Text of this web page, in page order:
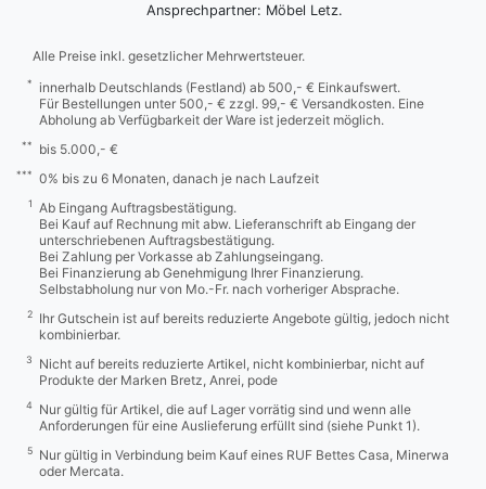
Ansprechpartner: Möbel Letz.
Alle Preise inkl. gesetzlicher Mehrwertsteuer.
*
innerhalb Deutschlands (Festland) ab 500,- € Einkaufswert.
Für Bestellungen unter 500,- € zzgl. 99,- € Versandkosten. Eine
Abholung ab Verfügbarkeit der Ware ist jederzeit möglich.
** bis 5.000,- €
*** 0% bis zu 6 Monaten, danach je nach Laufzeit
1
Ab Eingang Auftragsbestätigung.
Bei Kauf auf Rechnung mit abw. Lieferanschrift ab Eingang der
unterschriebenen Auftragsbestätigung.
Bei Zahlung per Vorkasse ab Zahlungseingang.
Bei Finanzierung ab Genehmigung Ihrer Finanzierung.
Selbstabholung nur von Mo.-Fr. nach vorheriger Absprache.
2
Ihr Gutschein ist auf bereits reduzierte Angebote gültig, jedoch nicht
kombinierbar.
3
Nicht auf bereits reduzierte Artikel, nicht kombinierbar, nicht auf
Produkte der Marken Bretz, Anrei, pode
4
Nur gültig für Artikel, die auf Lager vorrätig sind und wenn alle
Anforderungen für eine Auslieferung erfüllt sind (siehe Punkt 1).
5
Nur gültig in Verbindung beim Kauf eines RUF Bettes Casa, Minerwa
oder Mercata.